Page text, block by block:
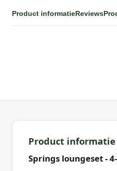
Product informatieReviews
Product informatie
Springs loungeset -